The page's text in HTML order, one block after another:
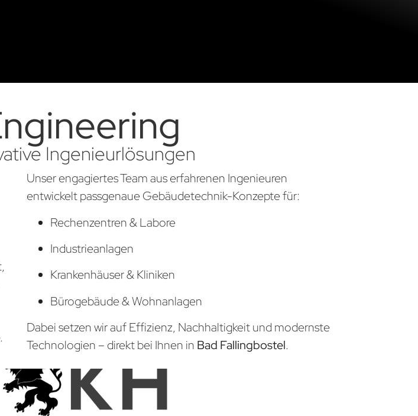
Ingenieurlösungen
Unser engagiertes Team aus erfahrenen Ingenieuren
entwickelt passgenaue Gebäudetechnik-Konzepte für:
Rechenzentren & Labore
Industrieanlagen
Krankenhäuser & Kliniken
Bürogebäude & Wohnanlagen
Dabei setzen wir auf Effizienz, Nachhaltigkeit und modernste
Technologien – direkt bei Ihnen in Bad Fallingbostel.